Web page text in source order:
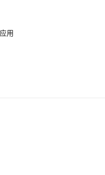
正向、反向、双向最
用